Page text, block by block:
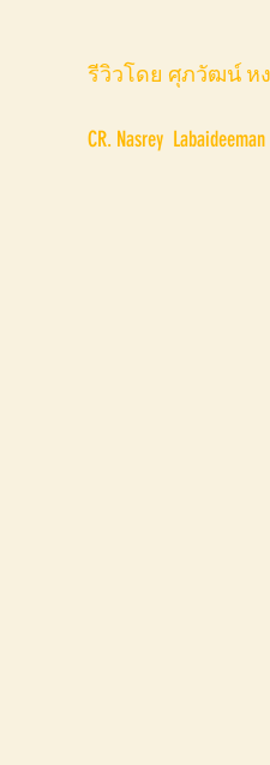
รีวิวโดย ศุภวัฒน์ ห
CR. Nasrey  Labaideeman